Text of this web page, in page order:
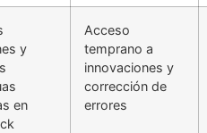
y
en
Acceso
temprano a
innovaciones y
corrección de
errores